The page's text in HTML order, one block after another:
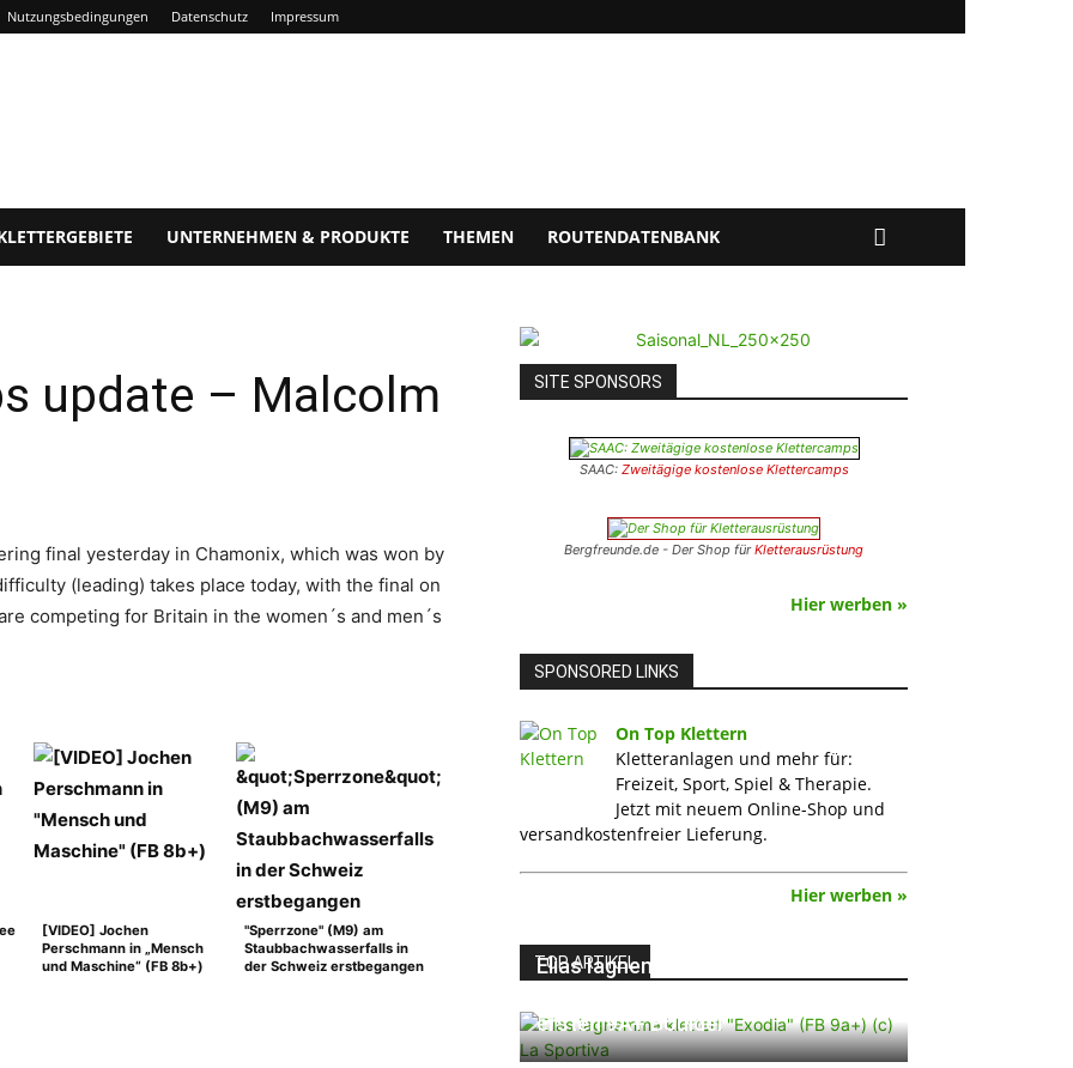
Nutzungsbedingungen Datenschutz Impressum
UNTERNEHMEN & PRODUKTE THEMEN ROUTENDATENBANK
update – Malcolm
final yesterday in Chamonix, which was won by
(leading) takes place today, with the final on
competing for Britain in the women´s and men´s
[VIDEO] Jochen
Perschmann in „Mensch
und Maschine“ (FB 8b+)
"Sperrzone" (M9) am
Staubbachwasserfalls in
der Schweiz erstbegangen
SITE SPONSORS
SAAC: Zweitägige kostenlose Klettercamps
Bergfreunde.de - Der Shop fürKletterausrüstung
Hier werben »
SPONSORED LINKS
On Top Klettern
Kletteranlagen und mehr für:
Freizeit, Sport, Spiel & Therapie.
Jetzt mit neuem Online-Shop und
versandkostenfreier Lieferung.
Hier werben »
TOP ARTIKEL
Elias Iagnemma klettert „Exodia“:
ersten 9A+ Boulder